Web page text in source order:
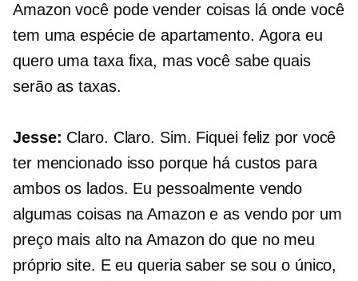
Amazon você pode vender coisas lá onde você
tem uma espécie de apartamento. Agora eu
quero uma taxa fixa, mas você sabe quais
serão as taxas.
Jesse: Claro. Claro. Sim. Fiquei feliz por você
ter mencionado isso porque há custos para
ambos os lados. Eu pessoalmente vendo
algumas coisas na Amazon e as vendo por um
preço mais alto na Amazon do que no meu
próprio site. E eu queria saber se sou o único,